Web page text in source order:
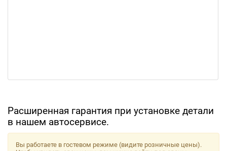
Расширенная гарантия при установке детали
в нашем автосервисе.
Вы работаете в гостевом режиме (видите розничные цены).